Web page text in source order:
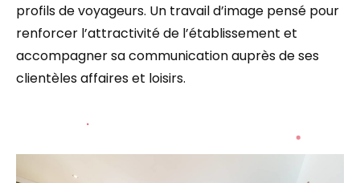
profils de voyageurs. Un travail d’image pensé pour
renforcer l’attractivité de l’établissement et
accompagner sa communication auprès de ses
clientèles affaires et loisirs.